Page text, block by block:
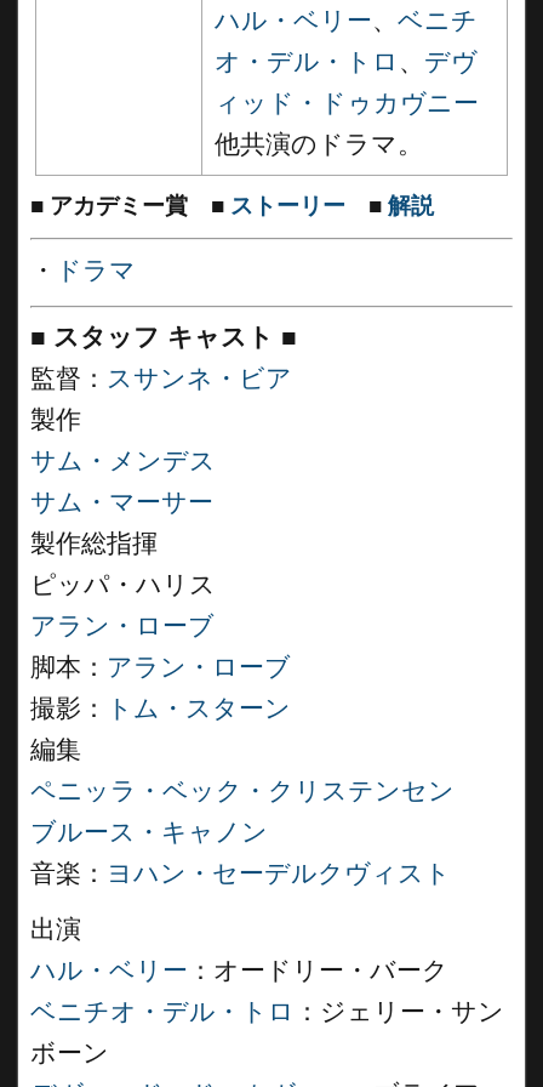
ハル・ベリー、 ベニチ
オ・デル・トロ 、 デヴ
ィッド・ドゥカヴニー
他共演のドラマ。
■ アカデミー賞 ■ ストーリー ■ 解説
・ ドラマ
■ スタッフ キャスト ■
監督： スサンネ・ビア
製作
サム・メンデス
サム・マーサー
製作総指揮
ピッパ・ハリス
アラン・ローブ
脚本： アラン・ローブ
撮影：
トム・スターン
編集
ペニッラ・ベック・クリステンセン
ブルース・キャノン
音楽： ヨハン・セーデルクヴィスト
出演
ハル・ベリー ：オードリー・バーク
ベニチオ・デル・トロ ：ジェリー・サン
ボーン